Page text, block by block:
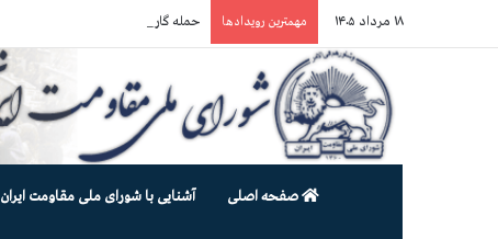
۱۸ مرداد ۱۴۰۵ مهمترین رویدادها حمله گارد زندان به سالنهای ۳ و ۴ بند ۷ اوین و اعمال فشار بر زندانیان سیاسی در شهرهای مختلف
صفحه اصلی آشنایی با شورای ملی مقاومت ایران